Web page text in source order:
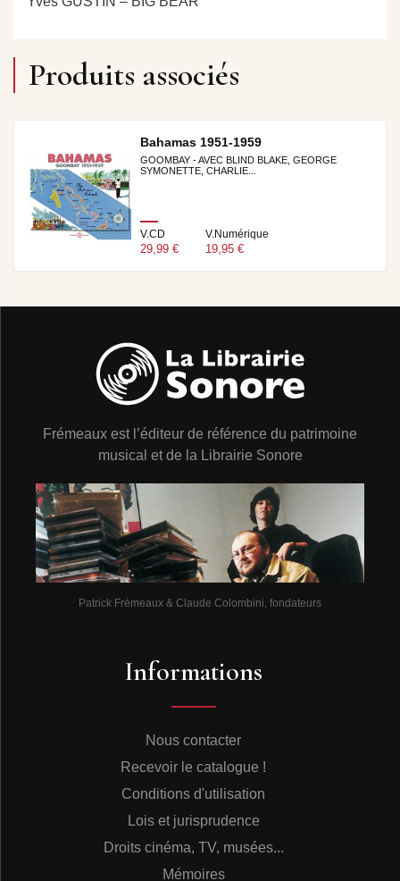
Produits associés
Bahamas 1951-1959
GOOMBAY - AVEC BLIND BLAKE, GEORGE
SYMONETTE, CHARLIE...
V.CD
29,99 €
V.Numérique
19,95 €
Frémeaux est l’éditeur de référence du patrimoine
musical et de la Librairie Sonore
Patrick Frémeaux & Claude Colombini, fondateurs
Informations
Nous contacter
Recevoir le catalogue !
Conditions d'utilisation
Lois et jurisprudence
Droits cinéma, TV, musées...
Mémoires